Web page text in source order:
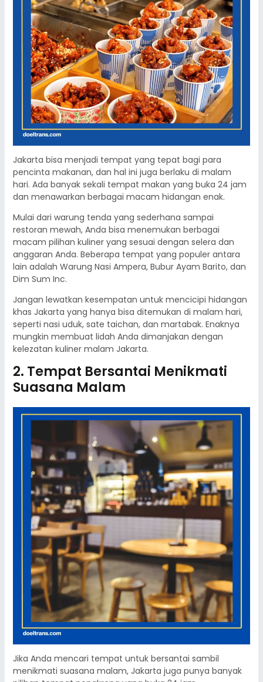
Jakarta bisa menjadi tempat yang tepat bagi para
pencinta makanan, dan hal ini juga berlaku di malam
hari. Ada banyak sekali tempat makan yang buka 24 jam
dan menawarkan berbagai macam hidangan enak.
Mulai dari warung tenda yang sederhana sampai
restoran mewah, Anda bisa menemukan berbagai
macam pilihan kuliner yang sesuai dengan selera dan
anggaran Anda. Beberapa tempat yang populer antara
lain adalah Warung Nasi Ampera, Bubur Ayam Barito, dan
Dim Sum Inc.
Jangan lewatkan kesempatan untuk mencicipi hidangan
khas Jakarta yang hanya bisa ditemukan di malam hari,
seperti nasi uduk, sate taichan, dan martabak. Enaknya
mungkin membuat lidah Anda dimanjakan dengan
kelezatan kuliner malam Jakarta.
2. Tempat Bersantai Menikmati
Suasana Malam
Jika Anda mencari tempat untuk bersantai sambil
menikmati suasana malam, Jakarta juga punya banyak